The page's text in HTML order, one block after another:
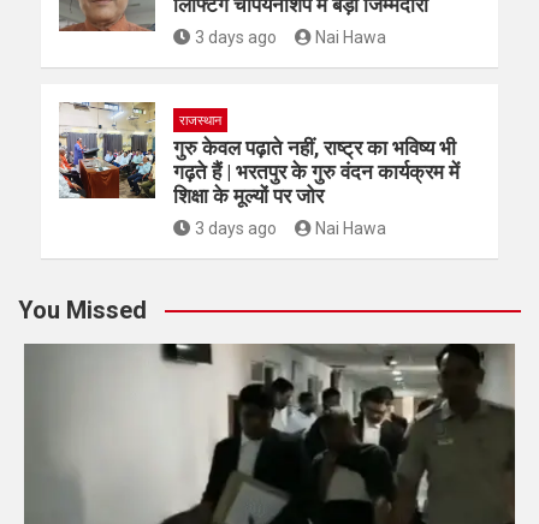
लिफ्टिंग चैंपियनशिप में बड़ी जिम्मेदारी
3 days ago Nai Hawa
राजस्थान
गुरु केवल पढ़ाते नहीं, राष्ट्र का भविष्य भी
गढ़ते हैं | भरतपुर के गुरु वंदन कार्यक्रम में
शिक्षा के मूल्यों पर जोर
3 days ago Nai Hawa
You Missed